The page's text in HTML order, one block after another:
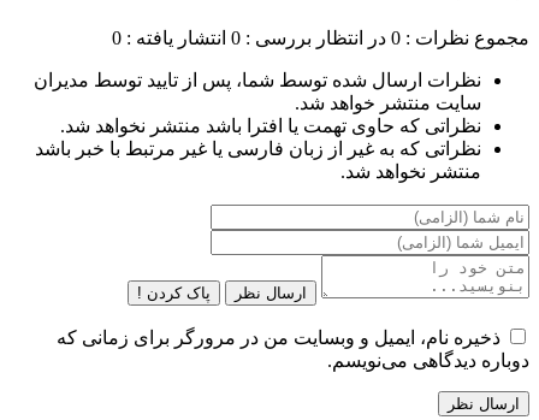
مجموع نظرات : 0 در انتظار بررسی : 0 انتشار یافته : 0
نظرات ارسال شده توسط شما، پس از تایید توسط مدیران
سایت منتشر خواهد شد.
نظراتی که حاوی تهمت یا افترا باشد منتشر نخواهد شد.
نظراتی که به غیر از زبان فارسی یا غیر مرتبط با خبر باشد
منتشر نخواهد شد.
ارسال نظر پاک کردن !
ذخیره نام، ایمیل و وبسایت من در مرورگر برای زمانی که
دوباره دیدگاهی می‌نویسم.